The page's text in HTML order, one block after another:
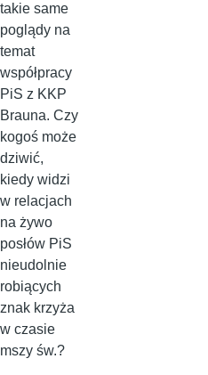
takie same
poglądy na
temat
współpracy
PiS z KKP
Brauna. Czy
kogoś może
dziwić,
kiedy widzi
w relacjach
na żywo
posłów PiS
nieudolnie
robiących
znak krzyża
w czasie
mszy św.?